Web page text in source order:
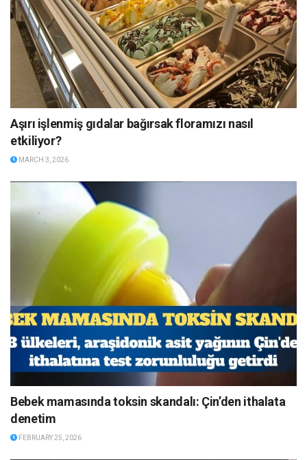
Aşırı işlenmiş gıdalar bağırsak floramızı nasıl
etkiliyor?
MARCH 3, 2026
Bebek mamasında toksin skandalı: Çin’den ithalata
denetim
FEBRUARY 25, 2026